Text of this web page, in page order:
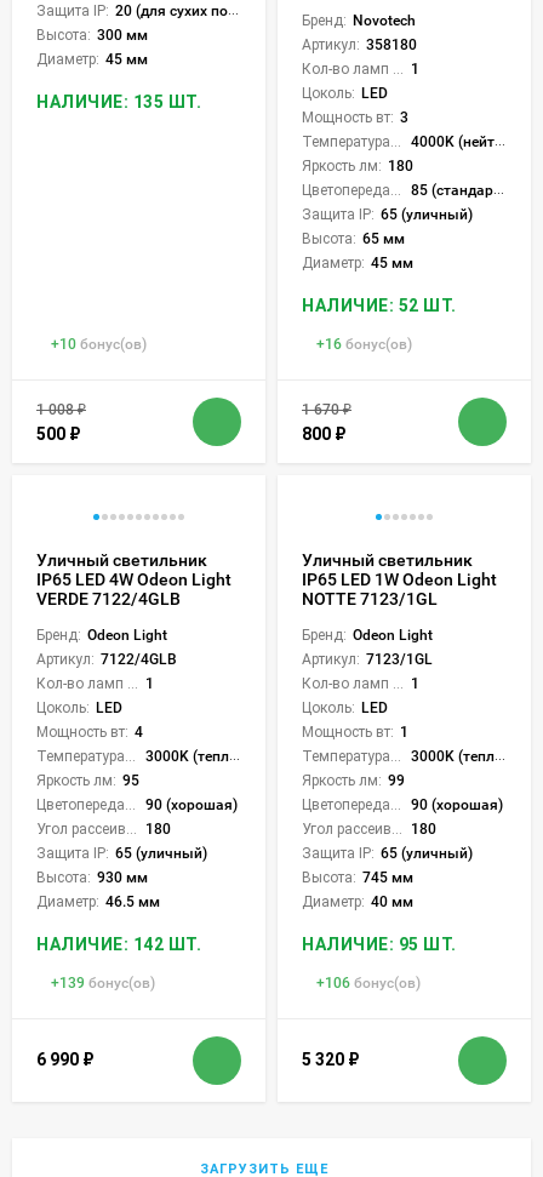
Защита IP: 20 (для сухих пом.)
Высота: 300 мм
Диаметр: 45 мм
НАЛИЧИЕ: 135 ШТ.
+10 бонус(ов)
1 008₽
500 ₽
Бренд: Novotech
Артикул: 358180
Кол-во ламп или LED: 1
Цоколь: LED
Мощность вт: 3
Температура света:
4000K (нейтральный)
Яркость лм: 180
Цветопередача (CRI):
85 (стандартная)
Защита IP: 65 (уличный)
Высота: 65 мм
Диаметр: 45 мм
НАЛИЧИЕ: 52 ШТ.
+16 бонус(ов)
1 670₽
800 ₽
Уличный светильник
IP65 LED 4W Odeon Light
VERDE 7122/4GLB
Бренд: Odeon Light
Артикул: 7122/4GLB
Кол-во ламп или LED: 1
Цоколь: LED
Мощность вт: 4
Температура света:
3000K (теплый)
Яркость лм: 95
Цветопередача (CRI):
90 (хорошая)
Угол рассеивания света °:
180
Защита IP: 65 (уличный)
Высота: 930 мм
Диаметр: 46.5 мм
НАЛИЧИЕ: 142 ШТ.
+139 бонус(ов)
6 990 ₽
Уличный светильник
IP65 LED 1W Odeon Light
NOTTE 7123/1GL
Бренд: Odeon Light
Артикул: 7123/1GL
Кол-во ламп или LED: 1
Цоколь: LED
Мощность вт: 1
Температура света:
3000K (теплый)
Яркость лм: 99
Цветопередача (CRI):
90 (хорошая)
Угол рассеивания света °:
180
Защита IP: 65 (уличный)
Высота: 745 мм
Диаметр: 40 мм
НАЛИЧИЕ: 95 ШТ.
+106 бонус(ов)
5 320 ₽
ЗАГРУЗИТЬ ЕЩЕ